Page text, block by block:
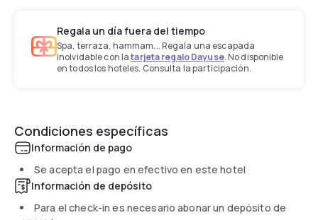
Regala un día fuera del tiempo
Spa, terraza, hammam... Regala una escapada
inolvidable con latarjeta regalo Dayuse. No disponible
en todos los hoteles. Consulta la participación.
Condiciones específicas
Información de pago
Se acepta el pago en efectivo en este hotel
Información de depósito
Para el check-in es necesario abonar un depósito de